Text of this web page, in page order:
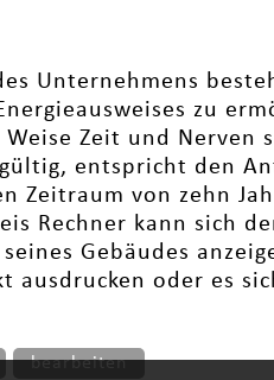
Unternehmens
zu
Zeit und Nerven
entspricht den
Zeitraum von zehn
Rechner kann sich
Gebäudes
oder es
bearbeiten